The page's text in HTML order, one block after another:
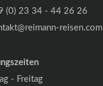
(0) 23 34 - 44 26 26
reisen.com
- Freitag